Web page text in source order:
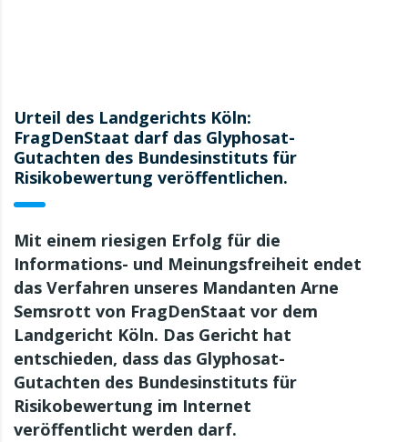
Urteil des Landgerichts Köln:
FragDenStaat darf das Glyphosat-
Gutachten des Bundesinstituts für
Risikobewertung veröffentlichen.
Mit einem riesigen Erfolg für die
Informations- und Meinungsfreiheit endet
das Verfahren unseres Mandanten Arne
Semsrott von FragDenStaat vor dem
Landgericht Köln. Das Gericht hat
entschieden, dass das Glyphosat-
Gutachten des Bundesinstituts für
Risikobewertung im Internet
veröffentlicht werden darf.